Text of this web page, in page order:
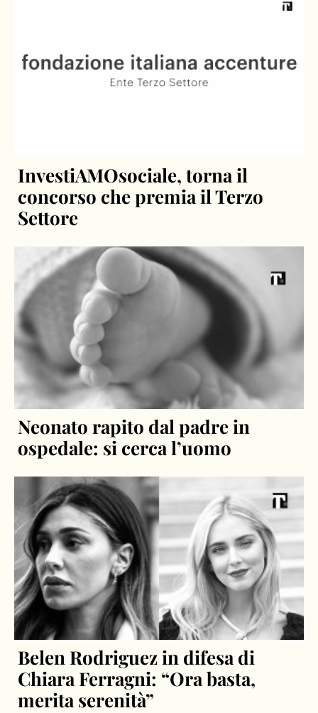
InvestiAMOsociale, torna il
concorso che premia il Terzo
Settore
Neonato rapito dal padre in
ospedale: si cerca l’uomo
Belen Rodriguez in difesa di
Chiara Ferragni: “Ora basta,
merita serenità”